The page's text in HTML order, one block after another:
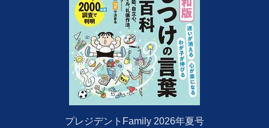
プレジデントFamily 2026年夏号